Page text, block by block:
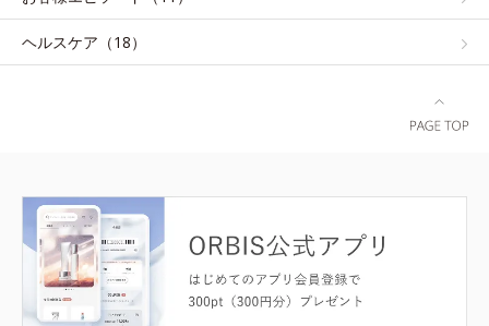
ヘルスケア（18）